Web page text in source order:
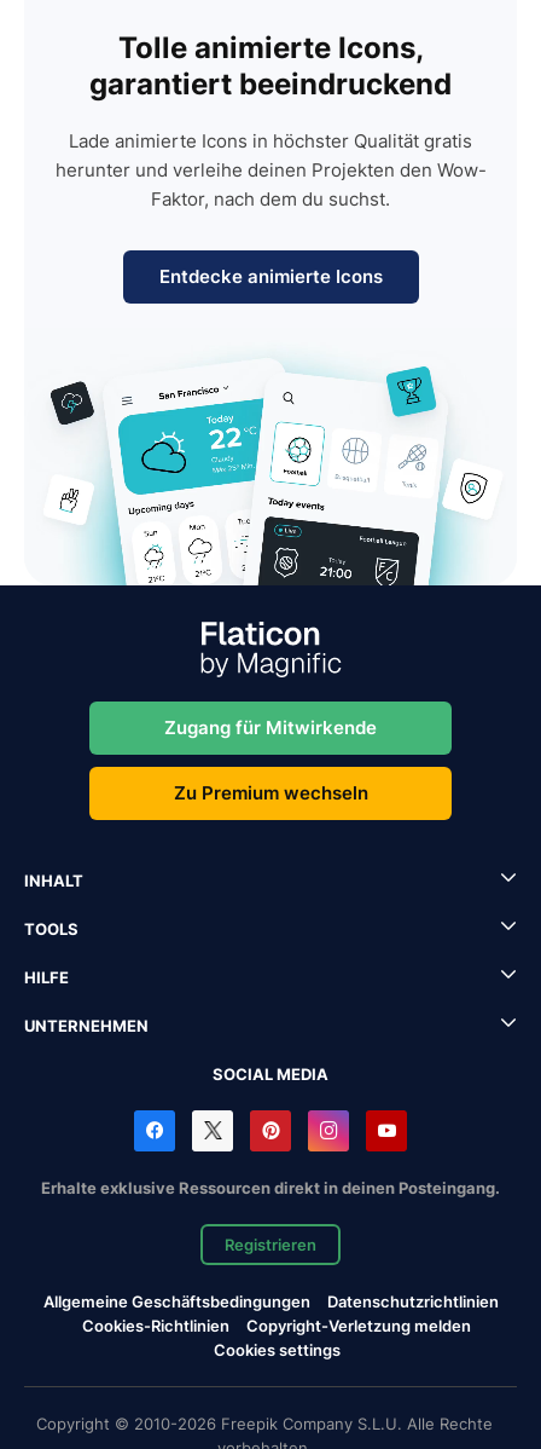
Tolle animierte Icons,
garantiert beeindruckend
Lade animierte Icons in höchster Qualität gratis
herunter und verleihe deinen Projekten den Wow-
Faktor, nach dem du suchst.
Entdecke animierte Icons
Zugang für Mitwirkende
Zu Premium wechseln
INHALT
TOOLS
HILFE
UNTERNEHMEN
SOCIAL MEDIA
Erhalte exklusive Ressourcen direkt in deinen Posteingang.
Registrieren
Allgemeine Geschäftsbedingungen
Datenschutzrichtlinien
Cookies-Richtlinien
Copyright-Verletzung melden
Cookies settings
Copyright © 2010-2026 Freepik Company S.L.U. Alle Rechte